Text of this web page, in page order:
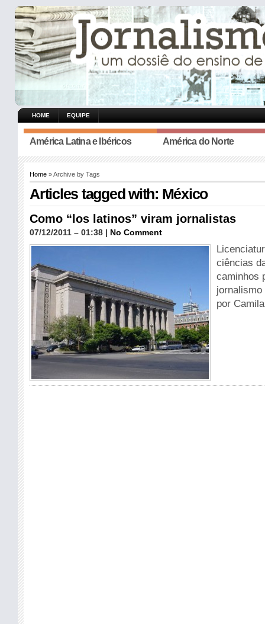
HOME EQUIPE
América Latina e Ibéricos América do Norte
Home » Archive by Tags
Articles tagged with: México
Como “los latinos” viram jornalistas
07/12/2011 – 01:38 | No Comment
ciências
caminhos
jornalismo
por